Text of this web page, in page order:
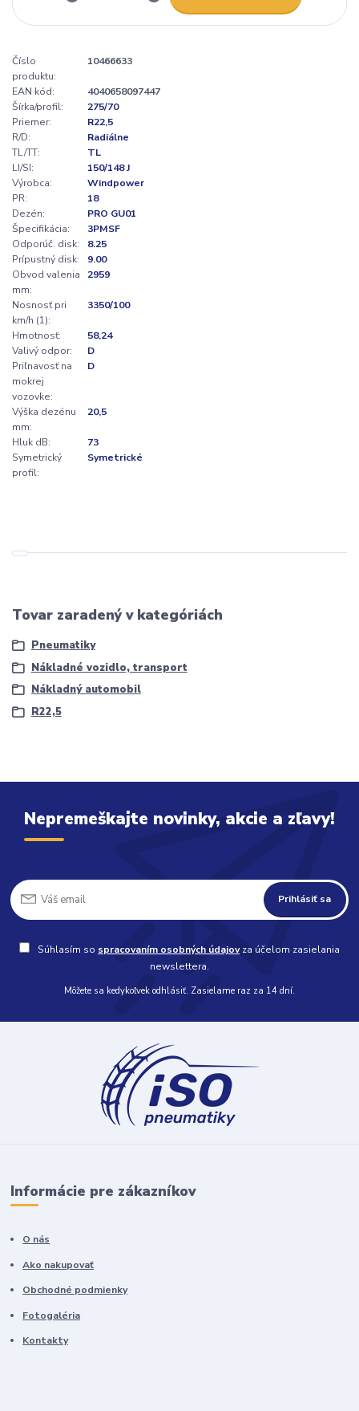
Číslo
produktu:
10466633
EAN kód:
4040658097447
Šírka/profil:
275/70
Priemer:
R22,5
R/D:
Radiálne
TL/TT:
TL
LI/SI:
150/148 J
Výrobca:
Windpower
PR:
18
Dezén:
PRO GU01
Špecifikácia:
3PMSF
Odporúč. disk:
8.25
Prípustný disk:
9.00
Obvod valenia
mm:
2959
Nosnosť pri
km/h (1):
3350/100
Hmotnosť:
58,24
Valivý odpor:
D
Priľnavosť na
mokrej
vozovke:
D
Výška dezénu
mm:
20,5
Hluk dB:
73
Symetrický
profil:
Symetrické
Tovar zaradený v kategóriách
Pneumatiky
Nákladné vozidlo, transport
Nákladný automobil
R22,5
Nepremeškajte novinky, akcie a zľavy!
Prihlásiť sa
Súhlasím so spracovaním osobných údajovza účelom zasielania
newslettera.
Môžete sa kedykoľvek odhlásiť. Zasielame raz za 14 dní.
Informácie pre zákazníkov
O nás
Ako nakupovať
Obchodné podmienky
Fotogaléria
Kontakty